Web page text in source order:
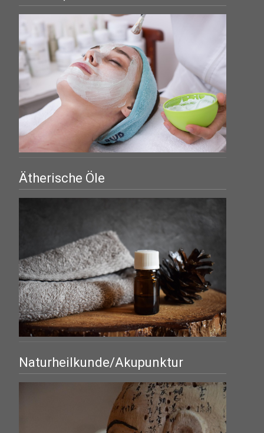
Ätherische Öle
Naturheilkunde/Akupunktur